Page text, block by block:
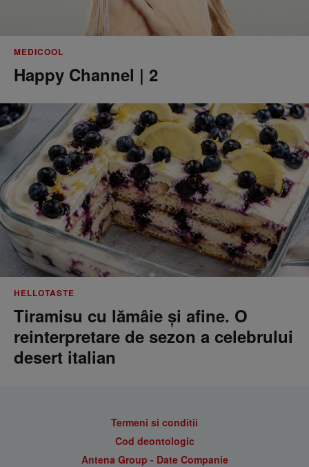
MEDICOOL
Happy Channel | 2
HELLOTASTE
Tiramisu cu lămâie și afine. O
reinterpretare de sezon a celebrului
desert italian
Termeni si conditii
Cod deontologic
Antena Group - Date Companie